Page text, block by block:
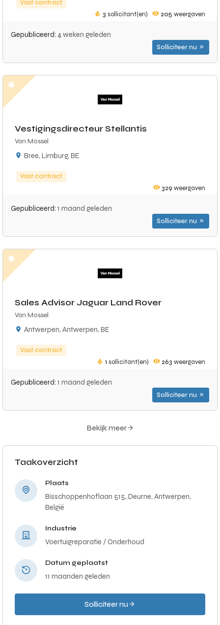
Vast contract
3 sollicitant(en) 205 weergaven
Gepubliceerd: 4 weken geleden
Solliciteer nu
Vestigingsdirecteur Stellantis
Van Mossel
Bree, Limburg, BE
Vast contract
329 weergaven
Gepubliceerd: 1 maand geleden
Solliciteer nu
Sales Advisor Jaguar Land Rover
Van Mossel
Antwerpen, Antwerpen, BE
Vast contract
1 sollicitant(en) 263 weergaven
Gepubliceerd: 1 maand geleden
Solliciteer nu
Bekijk meer
Taakoverzicht
Plaats
Bisschoppenhoflaan 515, Deurne, Antwerpen,
België
Industrie
Voertuigreparatie / Onderhoud
Datum geplaatst
11 maanden geleden
Solliciteer nu